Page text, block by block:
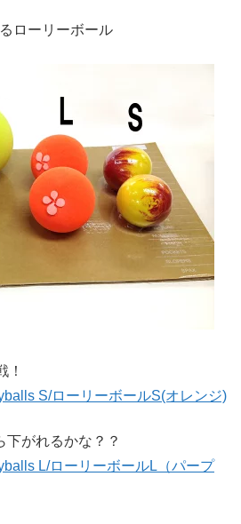
ローリーボール
！
S/ローリーボールS(オレンジ)
下がれるかな？？
L/ローリーボールL（パープ